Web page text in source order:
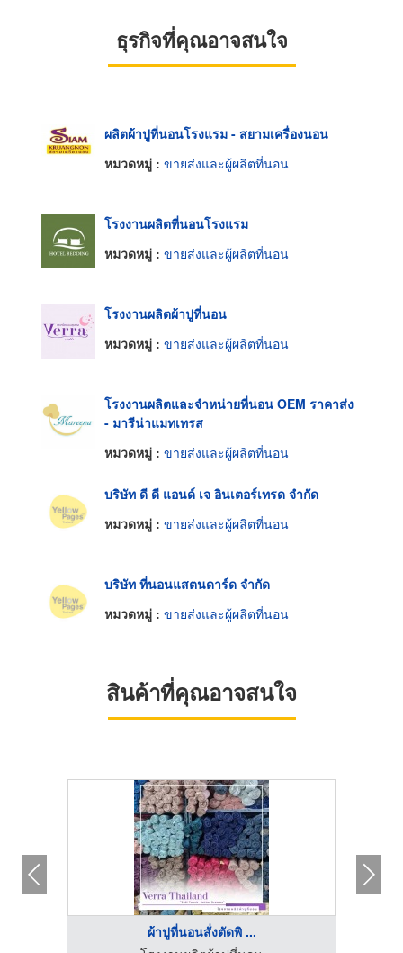
ธุรกิจที่คุณอาจสนใจ
ผลิตผ้าปูที่นอนโรงแรม - สยามเครื่องนอน
หมวดหมู่ : ขายส่งและผู้ผลิตที่นอน
โรงงานผลิตที่นอนโรงแรม
หมวดหมู่ : ขายส่งและผู้ผลิตที่นอน
โรงงานผลิตผ้าปูที่นอน
หมวดหมู่ : ขายส่งและผู้ผลิตที่นอน
โรงงานผลิตและจำหน่ายที่นอน OEM ราคาส่ง
- มารีน่าแมทเทรส
หมวดหมู่ : ขายส่งและผู้ผลิตที่นอน
บริษัท ดี ดี แอนด์ เจ อินเตอร์เทรด จำกัด
หมวดหมู่ : ขายส่งและผู้ผลิตที่นอน
บริษัท ที่นอนแสตนดาร์ด จำกัด
หมวดหมู่ : ขายส่งและผู้ผลิตที่นอน
สินค้าที่คุณอาจสนใจ
ผ้าปูที่นอนสั่งตัดพิ ...